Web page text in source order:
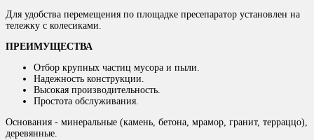
Для удобства перемещения по площадке пресепаратор установлен на
тележку с колесиками.
ПРЕИМУЩЕСТВА
Отбор крупных частиц мусора и пыли.
Надежность конструкции.
Высокая производительность.
Простота обслуживания.
Основания - минеральные (камень, бетона, мрамор, гранит, терраццо),
деревянные.